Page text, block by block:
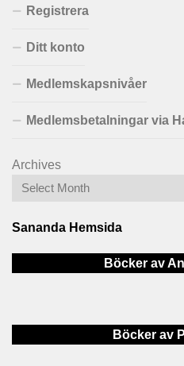
Registrera
Ditt konto
Medlemskapsnivåer
Medlemsbetalningar via
Archives
Sananda Hemsida
Böcker av
Böcker av